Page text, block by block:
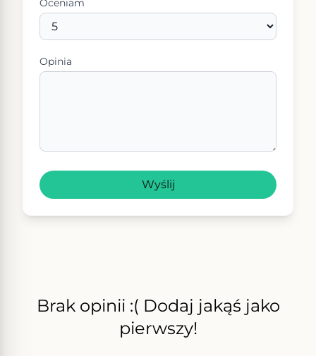
Oceniam
Opinia
Wyślij
Brak opinii :( Dodaj jakąś jako
pierwszy!